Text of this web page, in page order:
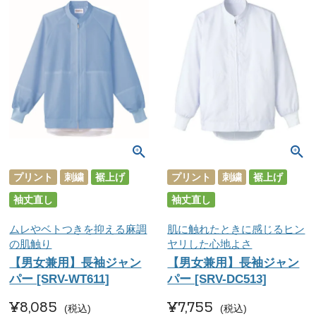
プリント 刺繍
裾上げ
袖丈直し
ムレやベトつきを抑える麻調
の肌触り
【男女兼用】長袖ジャン
パー [SRV-WT611]
¥8,085 税込
プリント 刺繍
裾上げ
袖丈直し
肌に触れたときに感じるヒン
ヤリした心地よさ
【男女兼用】長袖ジャン
パー [SRV-DC513]
¥7,755 税込